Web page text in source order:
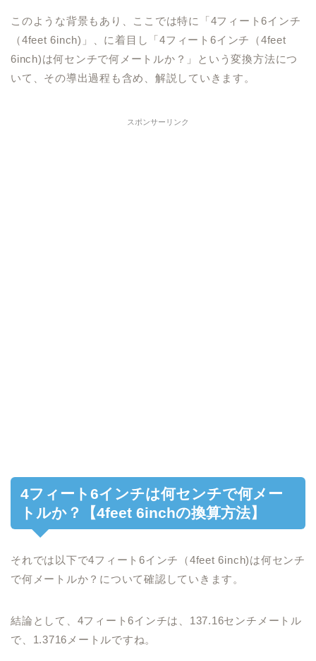
このような背景もあり、ここでは特に「4フィート6インチ
（4feet 6inch)」、に着目し「4フィート6インチ（4feet
6inch)は何センチで何メートルか？」という変換方法につ
いて、その導出過程も含め、解説していきます。
スポンサーリンク
4フィート6インチは何センチで何メー
トルか？【4feet 6inchの換算方法】
それでは以下で4フィート6インチ（4feet 6inch)は何センチ
で何メートルか？について確認していきます。
結論として、4フィート6インチは、137.16センチメートル
で、1.3716メートルですね。